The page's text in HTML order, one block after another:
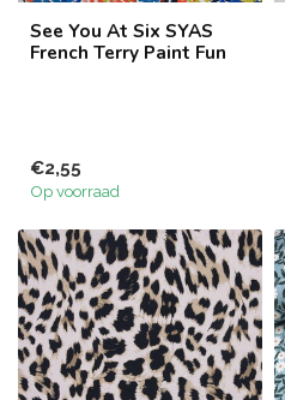
See You At Six SYAS
French Terry Paint Fun
€2,55
Op voorraad